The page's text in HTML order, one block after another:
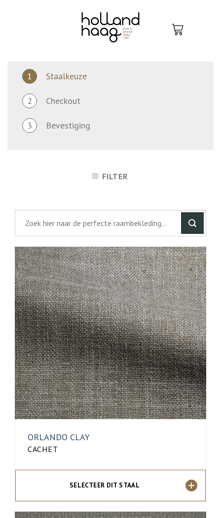
1 Staalkeuze
2 Checkout
3 Bevestiging
FILTER
ORLANDO CLAY
CACHET
SELECTEER DIT STAAL